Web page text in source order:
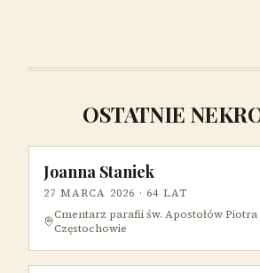
OSTATNIE
Joanna Staniek
27 MARCA 2026 · 64 LAT
Cmentarz parafii św. Apostołów Piotra
Częstochowie